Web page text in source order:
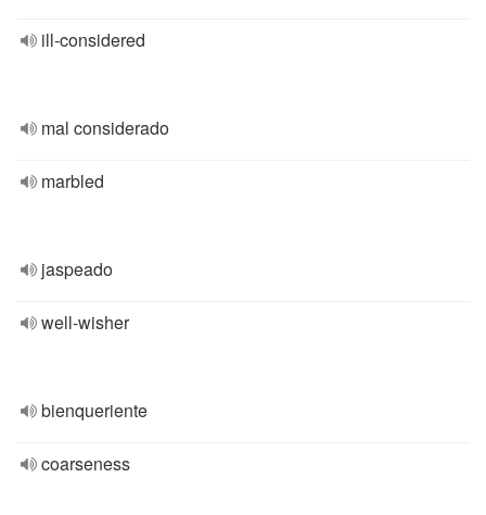
ill-considered
mal considerado
marbled
jaspeado
well-wisher
bienqueriente
coarseness